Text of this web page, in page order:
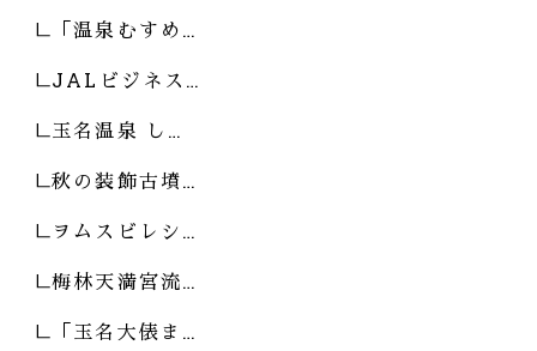
「温泉むすめ…
JALビジネス…
玉名温泉 し…
秋の装飾古墳…
ヲムスビレシ…
梅林天満宮流…
「玉名大俵ま…